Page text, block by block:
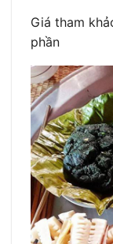
Giá tham
phần